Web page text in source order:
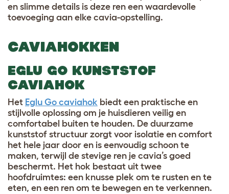
en slimme details is deze ren een waardevolle
toevoeging aan elke cavia-opstelling.
CAVIAHOKKEN
EGLU GO KUNSTSTOF
CAVIAHOK
Het Eglu Go caviahok biedt een praktische en
stijlvolle oplossing om je huisdieren veilig en
comfortabel buiten te houden. De duurzame
kunststof structuur zorgt voor isolatie en comfort
het hele jaar door en is eenvoudig schoon te
maken, terwijl de stevige ren je cavia’s goed
beschermt. Het hok bestaat uit twee
hoofdruimtes: een knusse plek om te rusten en te
eten, en een ren om te bewegen en te verkennen.